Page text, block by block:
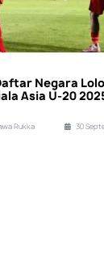
Negara
Asia U-20
Rukka 30